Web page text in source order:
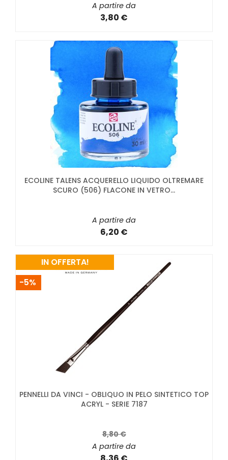
A partire da
3,80 €
ECOLINE TALENS ACQUERELLO LIQUIDO OLTREMARE
SCURO (506) FLACONE IN VETRO...
A partire da
6,20 €
PENNELLI DA VINCI - OBLIQUO IN PELO SINTETICO TOP
ACRYL - SERIE 7187
8,80 €
A partire da
IN OFFERTA!
-5%